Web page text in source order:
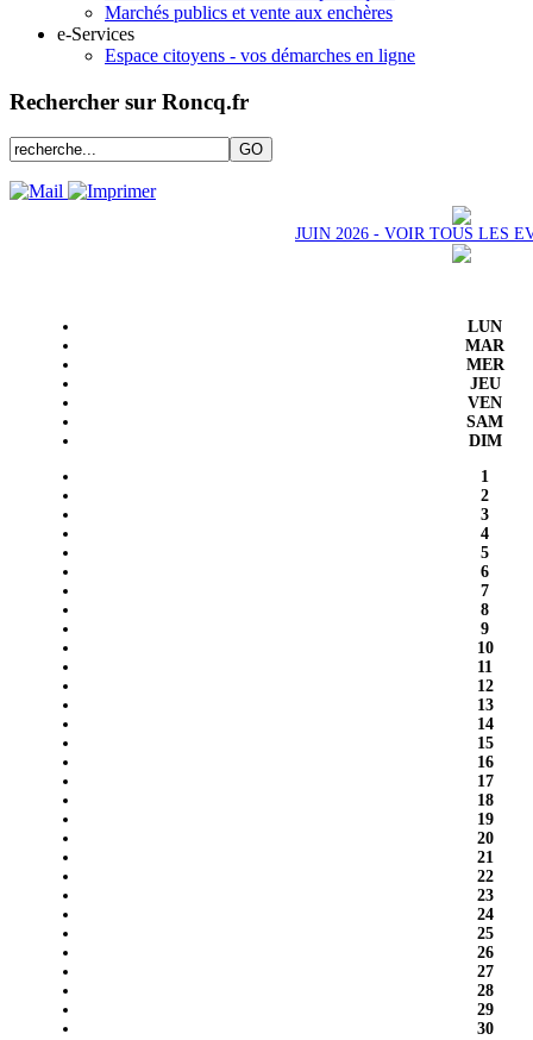
Marchés publics et vente aux enchères
e-Services
Espace citoyens - vos démarches en ligne
Rechercher sur Roncq.fr
JUIN 2026 - VOIR TOUS LES
LUN
MAR
MER
JEU
VEN
SAM
DIM
1
2
3
4
5
6
7
8
9
10
11
12
13
14
15
16
17
18
19
20
21
22
23
24
25
26
27
28
29
30